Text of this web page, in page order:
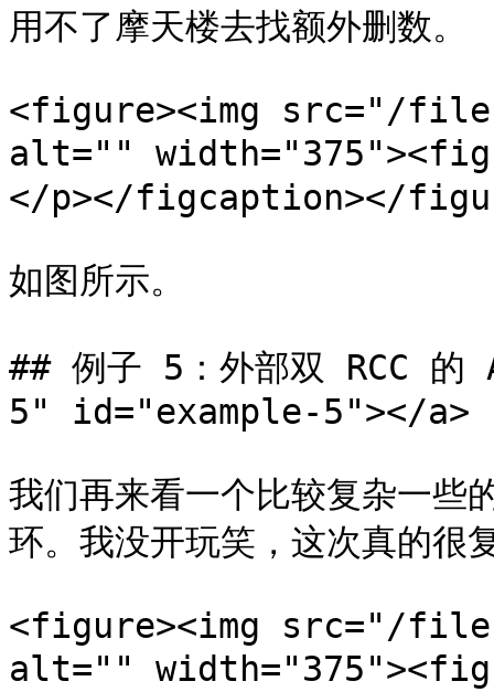
用不了摩天楼去找额外删数。
<figure><img src="/files/
alt=""
</p></figcaption></
如图所示。
## 例子 5：外部双 RCC
5" id="example-5"></a>
我们再来看一个比较复杂一
环。我没开玩笑，这次真的很
<figure><img src="/files/
alt=""